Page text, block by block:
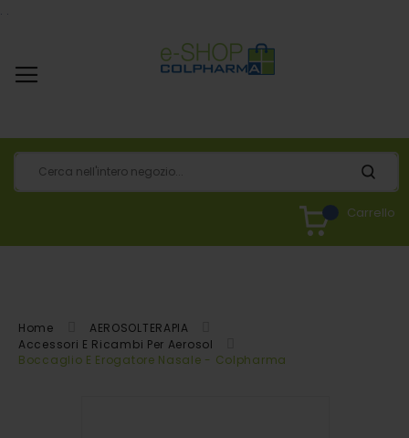
. .
Carrello
Home
AEROSOLTERAPIA
Accessori E Ricambi Per Aerosol
Boccaglio E Erogatore Nasale - Colpharma